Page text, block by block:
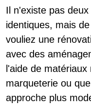
Il n'existe pas deux
identiques, mais
vouliez une
avec des
l'aide de
marqueterie ou
approche plus